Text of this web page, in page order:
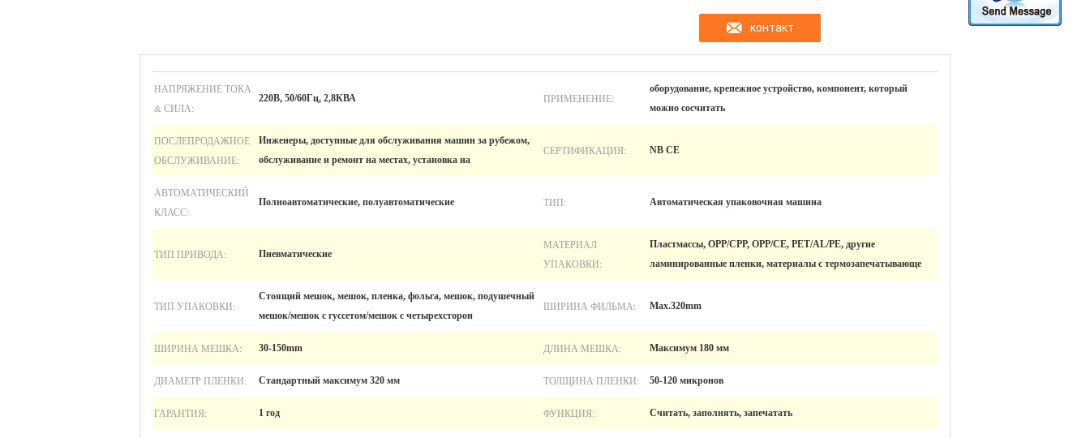
контакт
НАПРЯЖЕНИЕ ТОКА
& СИЛА:
220В, 50/60Гц, 2,8КВА ПРИМЕНЕНИЕ:
оборудование, крепежное устройство, компонент, который
можно сосчитать
ПОСЛЕПРОДАЖНОЕ
ОБСЛУЖИВАНИЕ:
Инженеры, доступные для обслуживания машин за рубежом,
обслуживание и ремонт на местах, установка на
СЕРТИФИКАЦИЯ: NB CE
АВТОМАТИЧЕСКИЙ
КЛАСС:
Полноавтоматические, полуавтоматические ТИП: Автоматическая упаковочная машина
ТИП ПРИВОДА: Пневматические
МАТЕРИАЛ
УПАКОВКИ:
Пластмассы, OPP/CPP, OPP/CE, PET/AL/PE, другие
ламинированные пленки, материалы с термозапечатывающе
ТИП УПАКОВКИ:
Стоящий мешок, мешок, пленка, фольга, мешок, подушечный
мешок/мешок с гуссетом/мешок с четырехсторон
ШИРИНА ФИЛЬМА: Max.320mm
ШИРИНА МЕШКА: 30-150mm ДЛИНА МЕШКА: Максимум 180 мм
ДИАМЕТР ПЛЕНКИ: Стандартный максимум 320 мм ТОЛЩИНА ПЛЕНКИ: 50-120 микронов
ГАРАНТИЯ: 1 год ФУНКЦИЯ: Считать, заполнять, запечатать